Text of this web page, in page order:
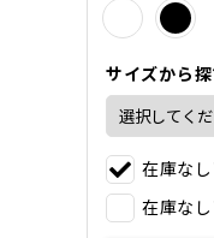
サイズから探
在庫な
在庫な